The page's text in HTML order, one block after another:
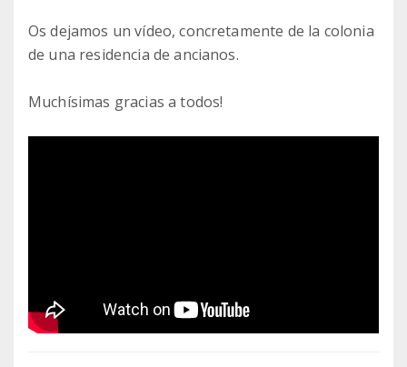
Os dejamos un vídeo, concretamente de la colonia
de una residencia de ancianos.
Muchísimas gracias a todos!